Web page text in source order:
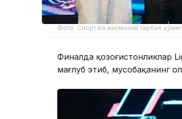
Фото: Спорт ва жисмоний тарбия
Финалда қозоғистонликлар
мағлуб этиб, мусобақанинг